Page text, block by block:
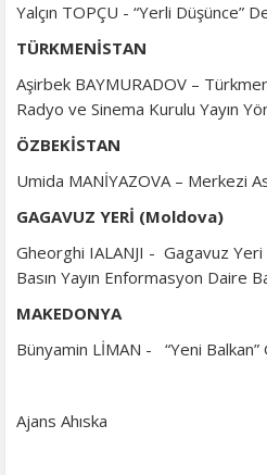
Yalçın TOPÇU - “Yerli Düşünce”
TÜRKMENİSTAN
Aşirbek BAYMURADOV –
Radyo ve Sinema Kurulu Yayın
ÖZBEKİSTAN
Umida MANİYAZOVA – Merkezi
GAGAVUZ YERİ (Moldova)
Gheorghi IALANJI - Gagavuz Yeri
Basın Yayın Enformasyon Daire
MAKEDONYA
Bünyamin LİMAN - “Yeni
Ajans Ahıska